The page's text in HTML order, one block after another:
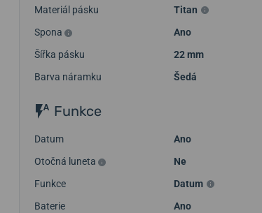
Materiál pásku
Titan
Spona
Ano
Šířka pásku
22 mm
Barva náramku
Šedá
Funkce
Datum
Ano
Otočná luneta
Ne
Funkce
Datum
Baterie
Ano